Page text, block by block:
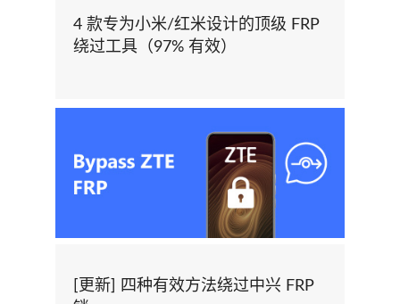
4 款专为小米/红米设计的顶级 FRP
绕过工具（97% 有效）
[更新] 四种有效方法绕过中兴 FRP